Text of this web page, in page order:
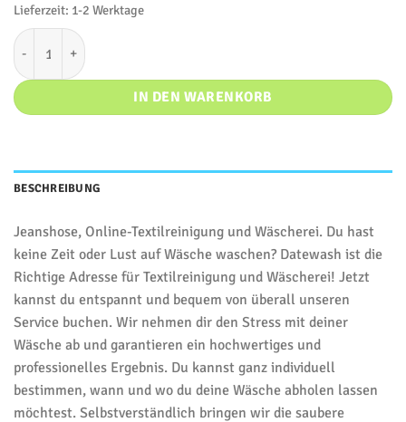
Lieferzeit: 1-2 Werktage
Jeanshose Menge
IN DEN WARENKORB
BESCHREIBUNG
Jeanshose, Online-Textilreinigung und Wäscherei. Du hast
keine Zeit oder Lust auf Wäsche waschen? Datewash ist die
Richtige Adresse für Textilreinigung und Wäscherei! Jetzt
kannst du entspannt und bequem von überall unseren
Service buchen. Wir nehmen dir den Stress mit deiner
Wäsche ab und garantieren ein hochwertiges und
professionelles Ergebnis. Du kannst ganz individuell
bestimmen, wann und wo du deine Wäsche abholen lassen
möchtest. Selbstverständlich bringen wir die saubere